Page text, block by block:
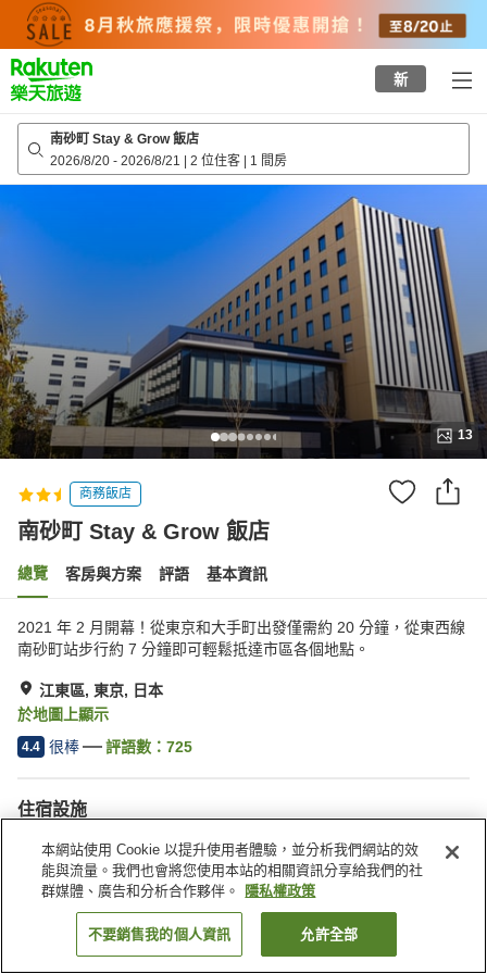
top
page
新
南砂町 Stay & Grow 飯店
2026/8/20 - 2026/8/21 | 2 位住客 | 1 間房
13
商務飯店
南砂町 Stay & Grow 飯店
總覽 客房與方案 評語 基本資訊
2021 年 2 月開幕！從東京和大手町出發僅需約 20 分鐘，從東西線
南砂町站步行約 7 分鐘即可輕鬆抵達市區各個地點。
江東區, 東京, 日本
於地圖上顯示
4.4 很棒 評語數： 725
住宿設施
停車場
餐廳
自動販賣機
會議室
找客房
本網站使用 Cookie 以提升使用者體驗，並分析我們網站的效
能與流量。我們也會將您使用本站的相關資訊分享給我們的社
群媒體、廣告和分析合作夥伴。
隱私權政策
不要銷售我的個人資訊 允許全部